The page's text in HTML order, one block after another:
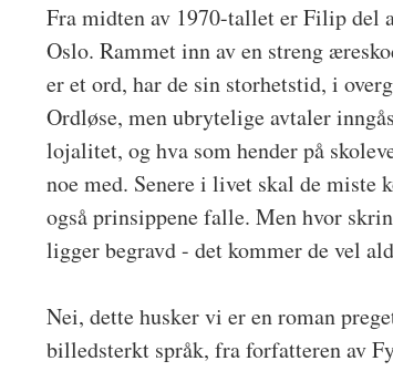
Fra midten av 1970-tallet er Filip del
Oslo. Rammet inn av en streng
er et ord, har de sin storhetstid, i
Ordløse, men ubrytelige avtaler
lojalitet, og hva som hender på
noe med. Senere i livet skal de miste
også prinsippene falle. Men hvor
ligger begravd - det kommer de vel
Nei, dette husker vi er en roman
billedsterkt språk, fra forfatteren av